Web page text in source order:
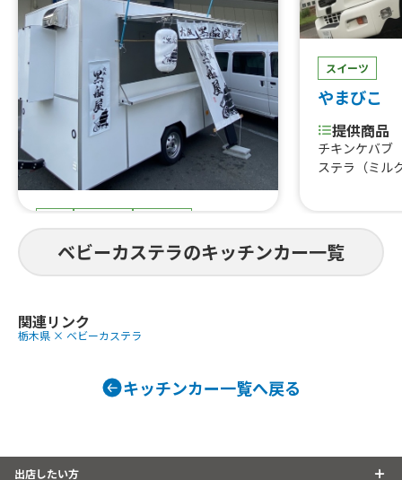
大阪黒船屋
提供商品
マキ、ベビーカステラ
スイーツ
やまびこ
提供商品
チキンケバブ
ステラ（ミル
ベビーカステラのキッチンカー一覧
関連リンク
栃木県 × ベビーカステラ
キッチンカー一覧へ戻る
出店したい方